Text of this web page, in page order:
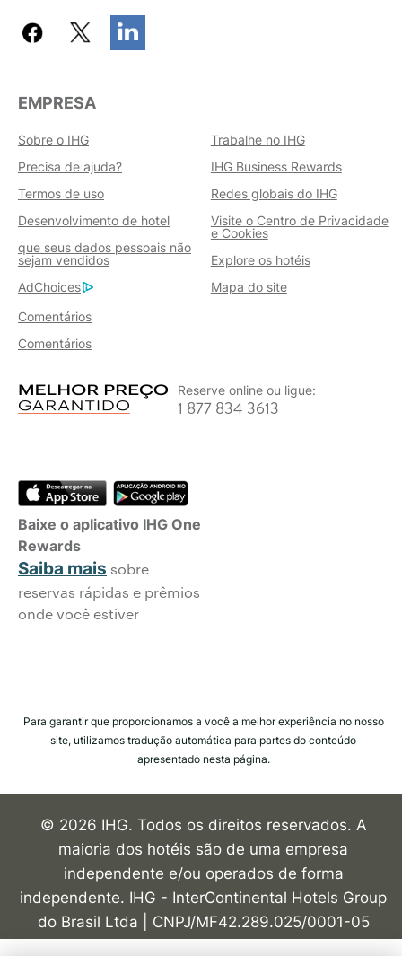
EMPRESA
Sobre o IHG
Trabalhe no IHG
Precisa de ajuda?
IHG Business Rewards
Termos de uso
Redes globais do IHG
Desenvolvimento de hotel
Visite o Centro de Privacidade
e Cookies
que seus dados pessoais não
sejam vendidos
Explore os hotéis
AdChoices
Mapa do site
Comentários
Comentários
Reserve online ou ligue:
1 877 834 3613
Baixe o aplicativo IHG One
Rewards
Saiba mais sobre
reservas rápidas e prêmios
onde você estiver
Para garantir que proporcionamos a você a melhor experiência no nosso
site, utilizamos tradução automática para partes do conteúdo
apresentado nesta página.
© 2026 IHG. Todos os direitos reservados. A
maioria dos hotéis são de uma empresa
independente e/ou operados de forma
independente. IHG - InterContinental Hotels Group
do Brasil Ltda | CNPJ/MF42.289.025/0001-05